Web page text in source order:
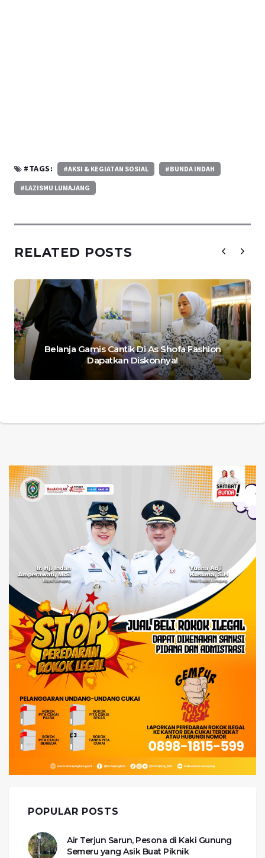
#TAGS: #AKSI & KEGIATAN SOSIAL #BUNDA INDAH
#LAZISMU LUMAJANG
RELATED POSTS
Belanja Gamis Cantik Di As Shofa Fashion
Dapatkan Diskonnya!
POPULAR POSTS
Air Terjun Sarun, Pesona di Kaki Gunung
Semeru yang Asik Buat Piknik